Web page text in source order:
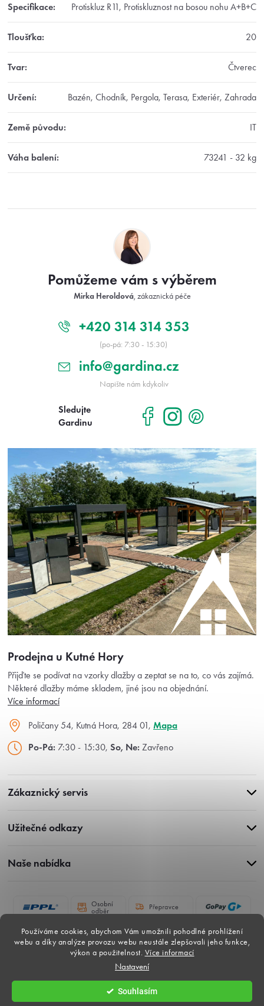
Používáme cookies, abychom Vám umožnili pohodlné prohlížení
webu a díky analýze provozu webu neustále zlepšovali jeho funkce,
výkon a použitelnost. Více informací
Nastavení
Souhlasím
Specifikace: Protiskluz R11, Protiskluznost na bosou nohu A+B+C
Tloušťka: 20
Tvar: Čtverec
Určení: Bazén, Chodník, Pergola, Terasa, Exteriér, Zahrada
Země původu: IT
Váha balení: 73241 - 32 kg
Pomůžeme vám s výběrem
Mirka Heroldová, zákaznická péče
+420 314 314 353
(po-pá: 7:30 - 15:30)
info@gardina.cz
Napište nám kdykoliv
Sledujte
Gardinu
Zákaznický servis
Užitečné odkazy
Naše nabídka
Prodejna u Kutné Hory
Přijďte se podívat na vzorky dlažby a zeptat se na to, co vás zajímá.
Některé dlažby máme skladem, jiné jsou na objednání.
Více informací
Poličany 54, Kutná Hora, 284 01, Mapa
Po-Pá: 7:30 - 15:30, So, Ne: Zavřeno
Copyright 2026Gardina-dlazby.cz. Všechna práva vyhrazena.